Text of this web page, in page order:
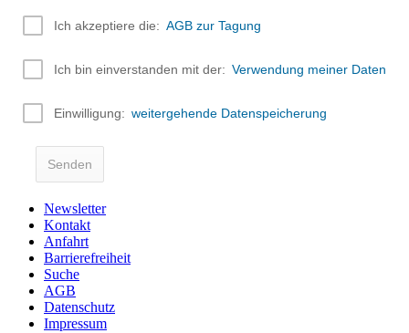
Newsletter
Kontakt
Anfahrt
Barrierefreiheit
Suche
AGB
Datenschutz
Impressum